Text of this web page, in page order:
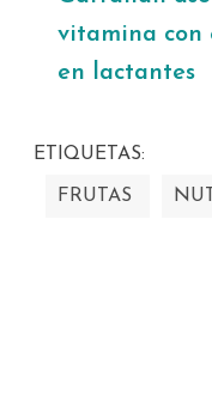
vitamina con
en lactantes
ETIQUETAS:
FRUTAS